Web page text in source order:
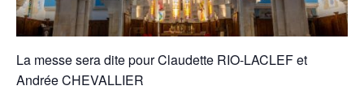
La messe sera dite pour Claudette RIO-LACLEF et
Andrée CHEVALLIER